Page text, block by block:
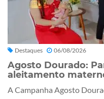
Destaques 06/08/2026
Agosto Dourado:
aleitamento
A Campanha Agosto